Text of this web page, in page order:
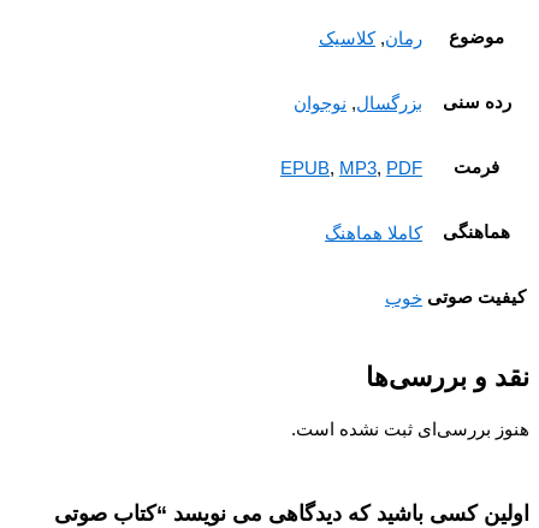
موضوع رمان ,کلاسیک
سنی بزرگسال,نوجوان
فرمت EPUB,MP3,PDF
کاملا هماهنگ
صوتی خوب
و بررسی‌ها
بررسی‌ای ثبت نشده است.
کسی باشید که دیدگاهی می نویسد “کتاب صوتی